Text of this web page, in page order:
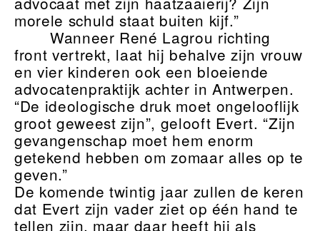
morele schuld staat buiten kijf.”
Wanneer René Lagrou richting
front vertrekt, laat hij behalve zijn vrouw
en vier kinderen ook een bloeiende
advocatenpraktijk achter in Antwerpen.
“De ideologische druk moet ongelooflijk
groot geweest zijn”, gelooft Evert. “Zijn
gevangenschap moet hem enorm
getekend hebben om zomaar alles op te
geven.”
De komende twintig jaar zullen de keren
dat Evert zijn vader ziet op één hand te
tellen zijn, maar daar heeft hij als